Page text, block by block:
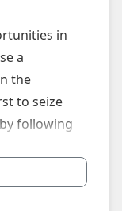
in
a
the
to seize
following